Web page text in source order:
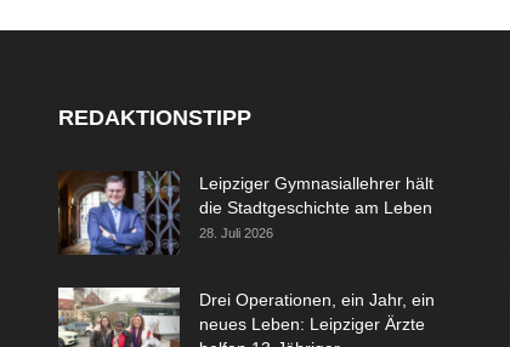
REDAKTIONSTIPP
Leipziger Gymnasiallehrer hält
die Stadtgeschichte am Leben
28. Juli 2026
Drei Operationen, ein Jahr, ein
neues Leben: Leipziger Ärzte